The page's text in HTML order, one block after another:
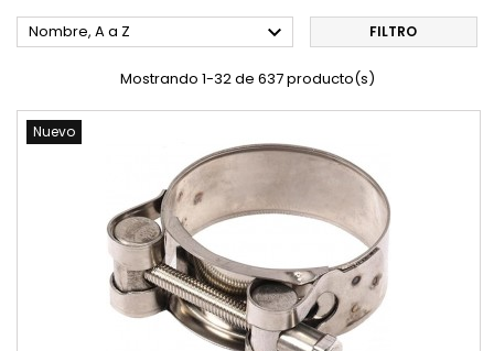
Nombre, A a Z  FILTRO
Mostrando 1-32 de 637 producto(s)
Nuevo